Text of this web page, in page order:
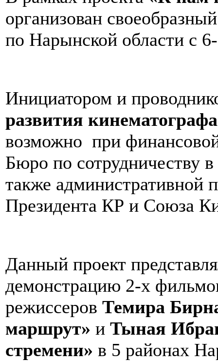
организован
по Нарынской области с
Инициатором и
развития кинематографа
возможно при
Бюро по сотрудничеству
также административной
Президента КР и Союза
Данный проект
демонстрацию 2-х
режиссеров Темира
маршрут» и Тыная
стремени» в 5 районах